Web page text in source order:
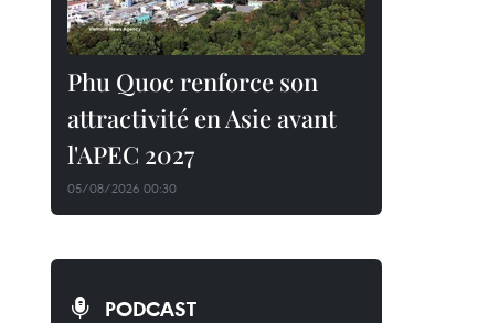
Phu Quoc renforce son
attractivité en Asie avant
l'APEC 2027
05/08/2026 00:30
PODCAST